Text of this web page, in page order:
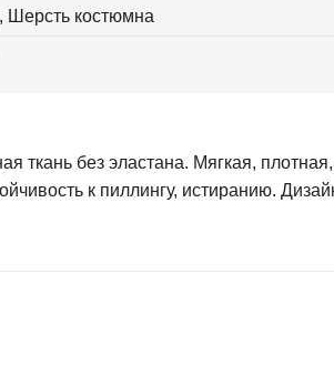
Шерсть костюмна
ткань без эластана. Мягкая,
к пиллингу, истиранию.